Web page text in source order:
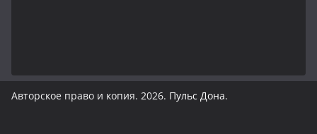
Авторское право и копия. 2026. Пульс Дона.